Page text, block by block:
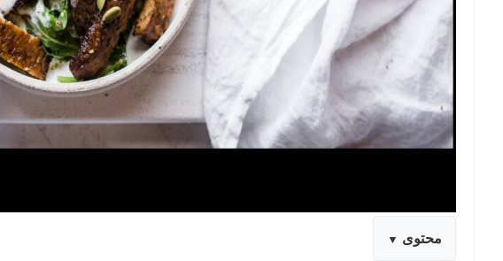
محتوى